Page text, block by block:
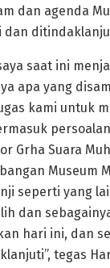
dan agenda
dan
saat ini
apa yang
kami untuk
Grha Suara
Museum
seperti yang
dan
hari ini, dan
tegas